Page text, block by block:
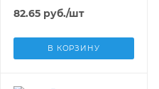
CF218A, CF219A)(DV Inc.) -
DV-OPC-HP-CF219A
82.65руб./шт
В КОРЗИНУ